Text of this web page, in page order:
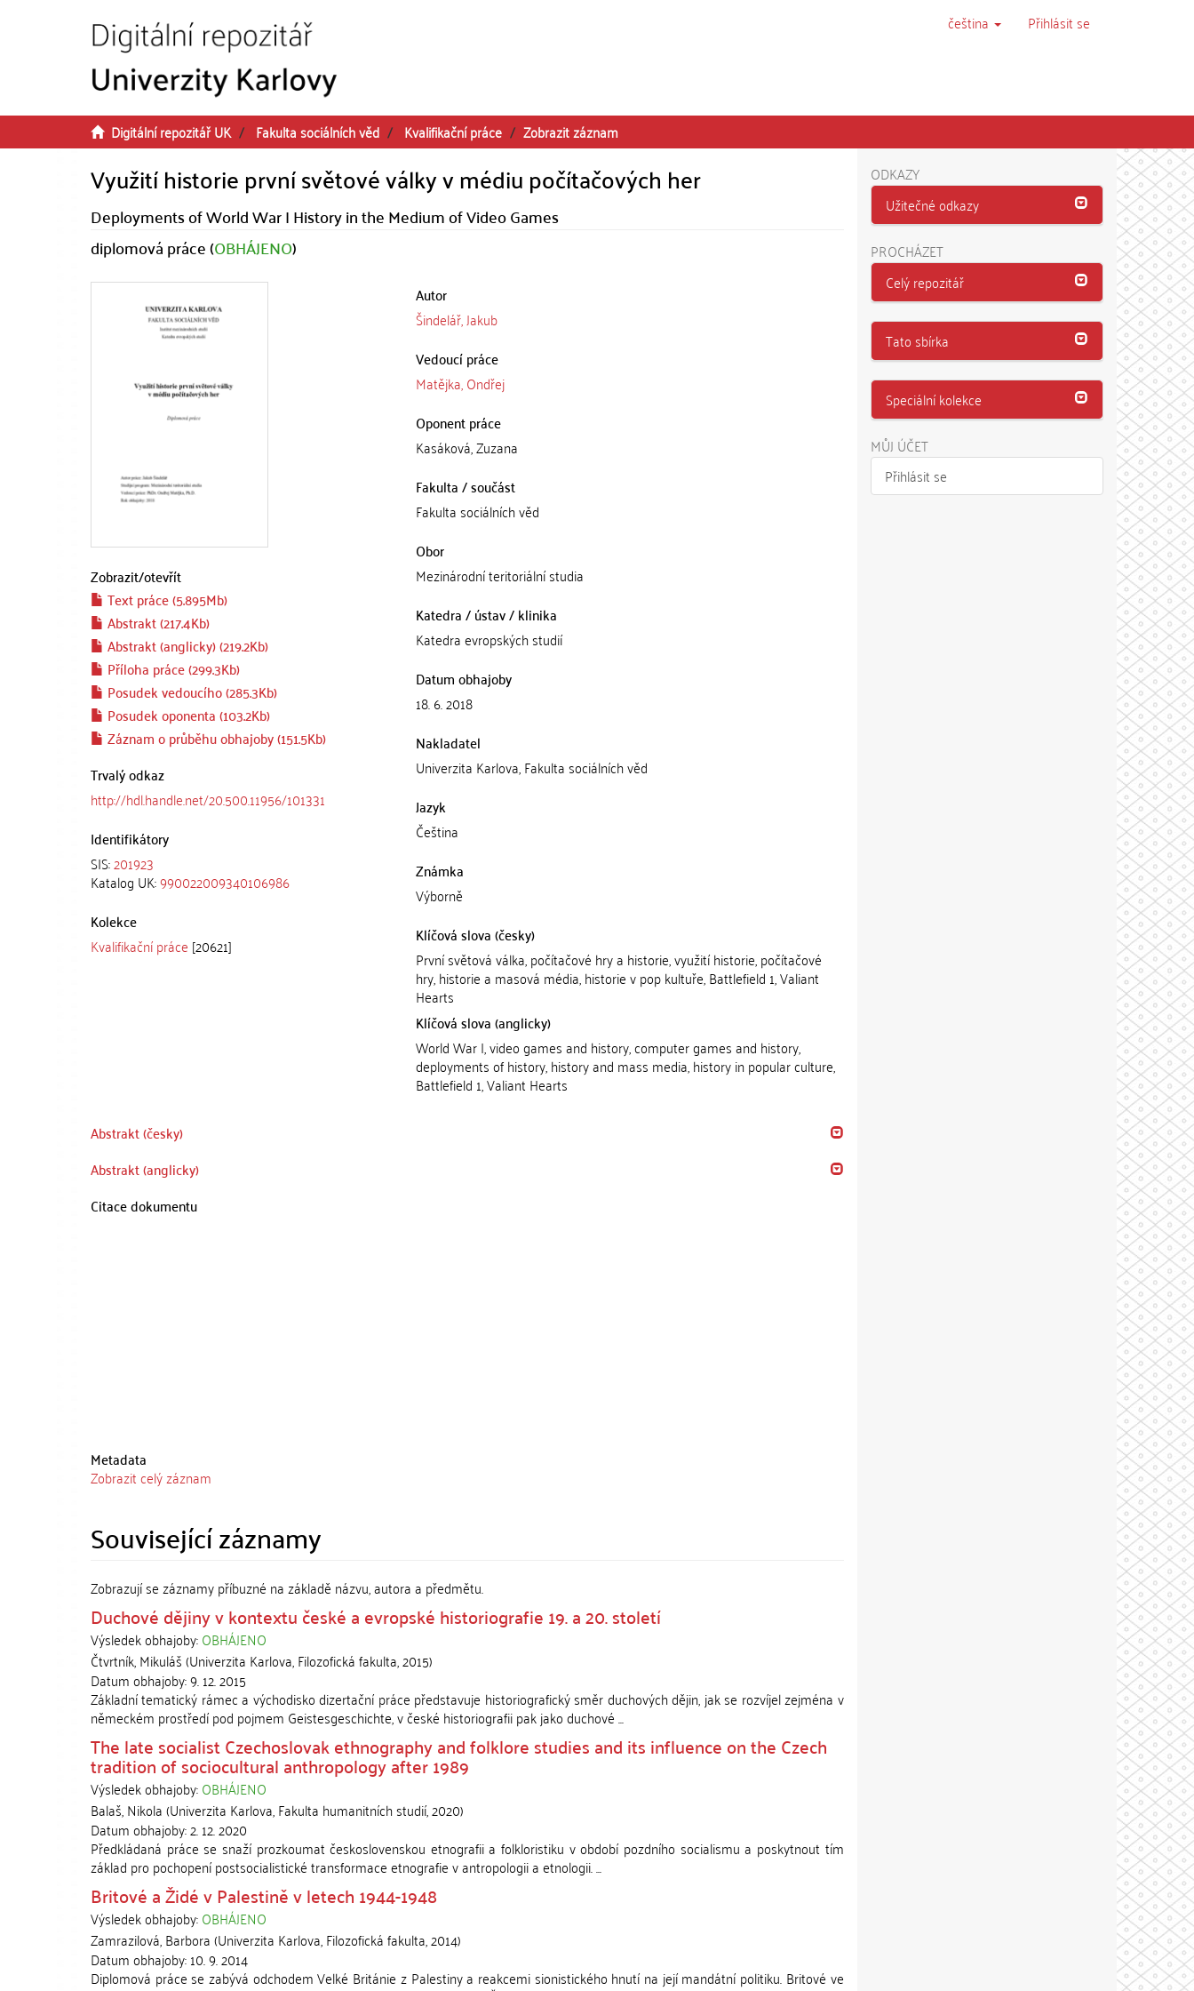
čeština Přihlásit se
Digitální repozitář UK Fakulta sociálních věd Kvalifikační práce Zobrazit záznam
Využití historie první světové války v médiu počítačových her
Deployments of World War I History in the Medium of Video Games
diplomová práce (OBHÁJENO)
Zobrazit/otevřít
Text práce (5.895Mb)
Abstrakt (217.4Kb)
Abstrakt (anglicky) (219.2Kb)
Příloha práce (299.3Kb)
Posudek vedoucího (285.3Kb)
Posudek oponenta (103.2Kb)
Záznam o průběhu obhajoby (151.5Kb)
Trvalý odkaz
http://hdl.handle.net/20.500.11956/101331
Identifikátory
SIS:201923
Katalog UK:990022009340106986
Kolekce
Kvalifikační práce [20621]
Autor
Šindelář, Jakub
Vedoucí práce
Matějka, Ondřej
Oponent práce
Kasáková, Zuzana
Fakulta / součást
Fakulta sociálních věd
Obor
Mezinárodní teritoriální studia
Katedra / ústav / klinika
Katedra evropských studií
Datum obhajoby
18. 6. 2018
Nakladatel
Univerzita Karlova, Fakulta sociálních věd
Jazyk
Čeština
Známka
Výborně
Klíčová slova (česky)
První světová válka, počítačové hry a historie, využití historie, počítačové
hry, historie a masová média, historie v pop kultuře, Battlefield 1, Valiant
Hearts
Klíčová slova (anglicky)
World War I, video games and history, computer games and history,
deployments of history, history and mass media, history in popular culture,
Battlefield 1, Valiant Hearts
Abstrakt (česky)
Abstrakt (anglicky)
Citace dokumentu
Metadata
Zobrazit celý záznam
Související záznamy
Zobrazují se záznamy příbuzné na základě názvu, autora a předmětu.
Duchové dějiny v kontextu české a evropské historiografie 19. a 20. století
Výsledek obhajoby:OBHÁJENO
Čtvrtník, Mikuláš(Univerzita Karlova, Filozofická fakulta,2015)
Datum obhajoby:9. 12. 2015
Základní tematický rámec a východisko dizertační práce představuje historiografický směr duchových dějin, jak se rozvíjel zejména v
německém prostředí pod pojmem Geistesgeschichte, v české historiografii pak jako duchové ...
The late socialist Czechoslovak ethnography and folklore studies and its influence on the Czech
tradition of sociocultural anthropology after 1989
Výsledek obhajoby:OBHÁJENO
Balaš, Nikola(Univerzita Karlova, Fakulta humanitních studií,2020)
Datum obhajoby:2. 12. 2020
Předkládaná práce se snaží prozkoumat československou etnografii a folkloristiku v období pozdního socialismu a poskytnout tím
základ pro pochopení postsocialistické transformace etnografie v antropologii a etnologii. ...
Britové a Židé v Palestině v letech 1944-1948
Výsledek obhajoby:OBHÁJENO
Zamrazilová, Barbora(Univerzita Karlova, Filozofická fakulta,2014)
Datum obhajoby:10. 9. 2014
Diplomová práce se zabývá odchodem Velké Británie z Palestiny a reakcemi sionistického hnutí na její mandátní politiku. Britové ve
ODKAZY
Užitečné odkazy
PROCHÁZET
Celý repozitář
Tato sbírka
Speciální kolekce
MŮJ ÚČET
Přihlásit se